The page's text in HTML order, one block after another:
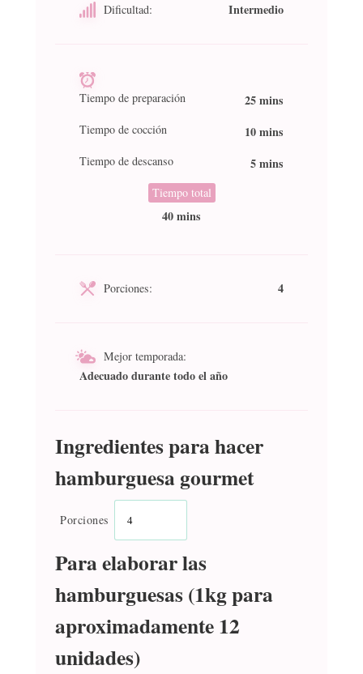
Dificultad: Intermedio
Tiempo de preparación 25 mins
Tiempo de cocción 10 mins
Tiempo de descanso 5 mins
Tiempo total
40 mins
Porciones: 4
Mejor temporada:
Adecuado durante todo el año
Ingredientes para hacer
hamburguesa gourmet
Porciones
Para elaborar las
hamburguesas (1kg para
aproximadamente 12
unidades)